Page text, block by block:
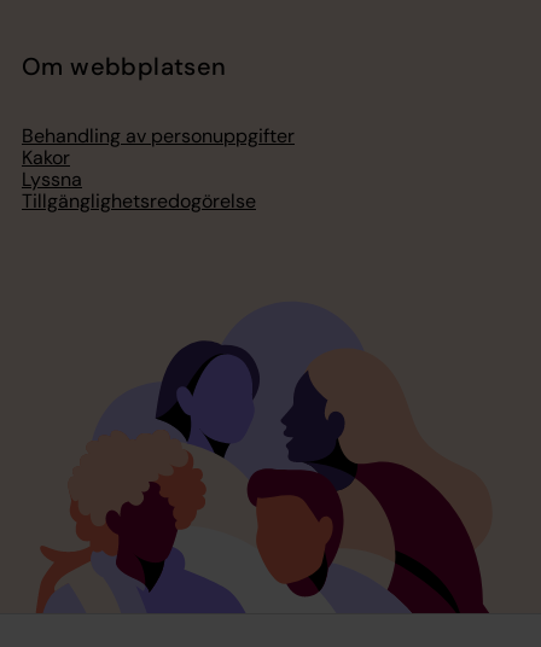
Om webbplatsen
Behandling av personuppgifter
Kakor
Lyssna
Tillgänglighetsredogörelse